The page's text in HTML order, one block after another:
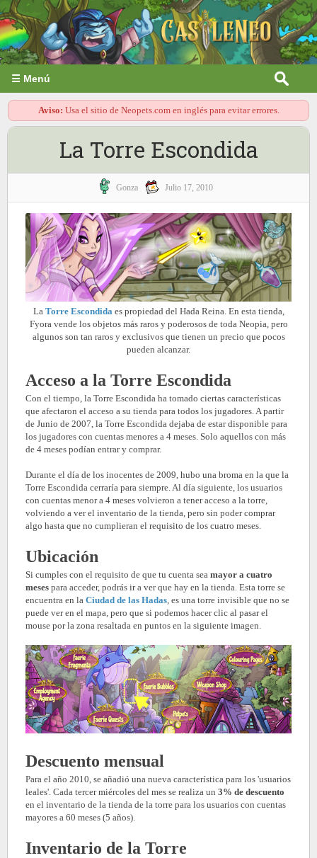
☰ Menú
Aviso: Usa el sitio de Neopets.com en inglés para evitar errores.
La Torre Escondida
Gonza Julio 17, 2010
La Torre Escondidaes propiedad del Hada Reina. En esta tienda,
Fyora vende los objetos más raros y poderosos de toda Neopia, pero
algunos son tan raros y exclusivos que tienen un precio que pocos
pueden alcanzar.
Acceso a la Torre Escondida
Con el tiempo, la Torre Escondida ha tomado ciertas características
que afectaron el acceso a su tienda para todos los jugadores. A partir
de Junio de 2007, la Torre Escondida dejaba de estar disponible para
los jugadores con cuentas menores a 4 meses. Solo aquellos con más
de 4 meses podían entrar y comprar.
Durante el día de los inocentes de 2009, hubo una broma en la que la
Torre Escondida cerraría para siempre. Al día siguiente, los usuarios
con cuentas menor a 4 meses volvieron a tener acceso a la torre,
volviendo a ver el inventario de la tienda, pero sin poder comprar
algo hasta que no cumplieran el requisito de los cuatro meses.
Ubicación
Si cumples con el requisito de que tu cuenta sea mayor a cuatro
meses para acceder, podrás ir a ver que hay en la tienda. Esta torre se
encuentra en la Ciudad de las Hadas, es una torre invisible que no se
puede ver en el mapa, pero que si podemos hacer clic al pasar el
mouse por la zona resaltada en puntos en la siguiente imagen.
Descuento mensual
Para el año 2010, se añadió una nueva característica para los 'usuarios
leales'. Cada tercer miércoles del mes se realiza un 3% de descuento
en el inventario de la tienda de la torre para los usuarios con cuentas
mayores a 60 meses (5 años).
Inventario de la Torre